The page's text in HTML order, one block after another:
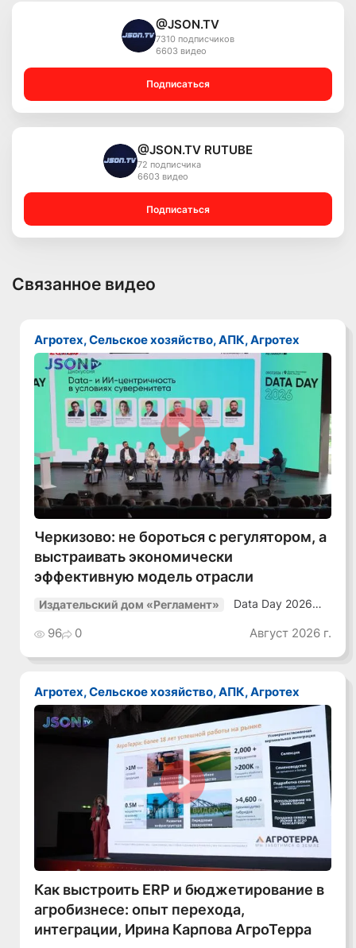
@JSON.TV
7310 подписчиков
6603 видео
Подписаться
@JSON.TV RUTUBE
72 подписчика
6603 видео
Подписаться
Связанное видео
Агротех, Сельское хозяйство, АПК, Агротех
Смотреть видео
Черкизово: не бороться с регулятором, а
выстраивать экономически
эффективную модель отрасли
Издательский дом «Регламент»
Data Day 2026
Как сохранять
уверенный курс
среде»
96 0 Август 2026 г.
Агротех, Сельское хозяйство, АПК, Агротех
Смотреть видео
Как выстроить ERP и бюджетирование в
агробизнесе: опыт перехода,
интеграции, Ирина Карпова АгроТерра